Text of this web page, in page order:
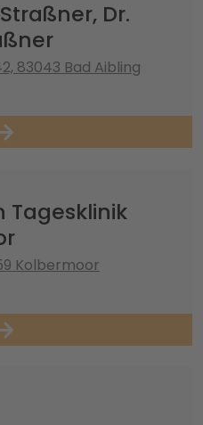
Dr.
83043 Bad Aibling
Tagesklinik
Kolbermoor